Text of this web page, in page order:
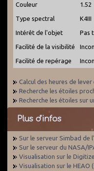
Couleur 1.52
Type spectral K4III
Intérêt de l'objet Pas
Facilité de la visibilité
Facilité de repérage
Calcul des heures de
Recherche les étoiles
Recherche les étoiles sur
Plus d'infos
Sur le serveur Simbad
Sur le serveur du NASA/
Visualisation sur le
Visualisation sur le HEAO